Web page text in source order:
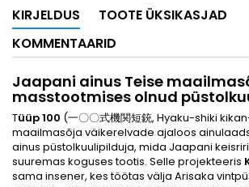
KIRJELDUS
TOOTE ÜKSIKASJAD
KOMMENTAARID
Jaapani ainus Teise
masstootmises olnud
Tüüp 100 (一〇〇式機関短銃, Hyaku-shiki
maailmasõja väikerelvade ajaloos
ainus püstolkuulipilduja, mida Jaapani
suuremas koguses tootis. Selle projekteeris
sama insener, kes töötas välja Arisaka